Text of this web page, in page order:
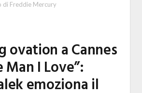
di Freddie Mercury
ovation a Cannes
Man I Love”:
emoziona il